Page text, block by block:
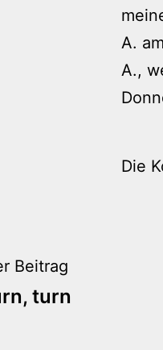
A.
A.,
Die
Beitrag
turn